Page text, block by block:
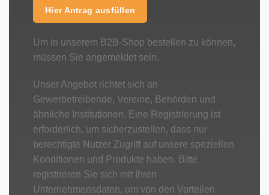
Hier Antrag ausfüllen
Um in unserem B2B-Shop bestellen zu können,
müssen Sie angemeldet sein.
Unser Angebot richtet sich an
Gewerbetreibende, Vereine, Behörden und
ähnliche Institutionen. Eine Registrierung ist
erforderlich, um sicherzustellen, dass nur
berechtigte Nutzer Zugriff auf unsere speziellen
Konditionen und Produkte haben. Bitte
registrieren Sie sich mit Ihren
Unternehmensdaten, um von den Vorteilen